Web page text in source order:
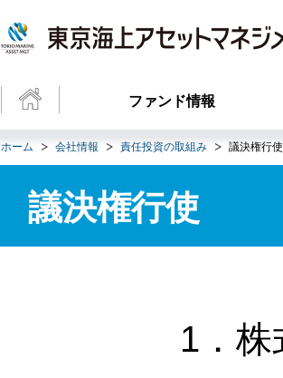
ファンド情報
ホーム 会社情報 責任投資の取組み 議決権行使
議決権行使
1．